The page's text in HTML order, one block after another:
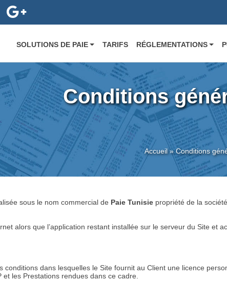
SOLUTIONS DE PAIE TARIFS RÉGLEMENTATIONS
Conditions
Accueil»Conditions
sous le nom commercial de Paie Tunisie propriété de la société
alors que l’application restant installée sur le serveur du Site et
dans lesquelles le Site fournit au Client une licence
les Prestations rendues dans ce cadre.